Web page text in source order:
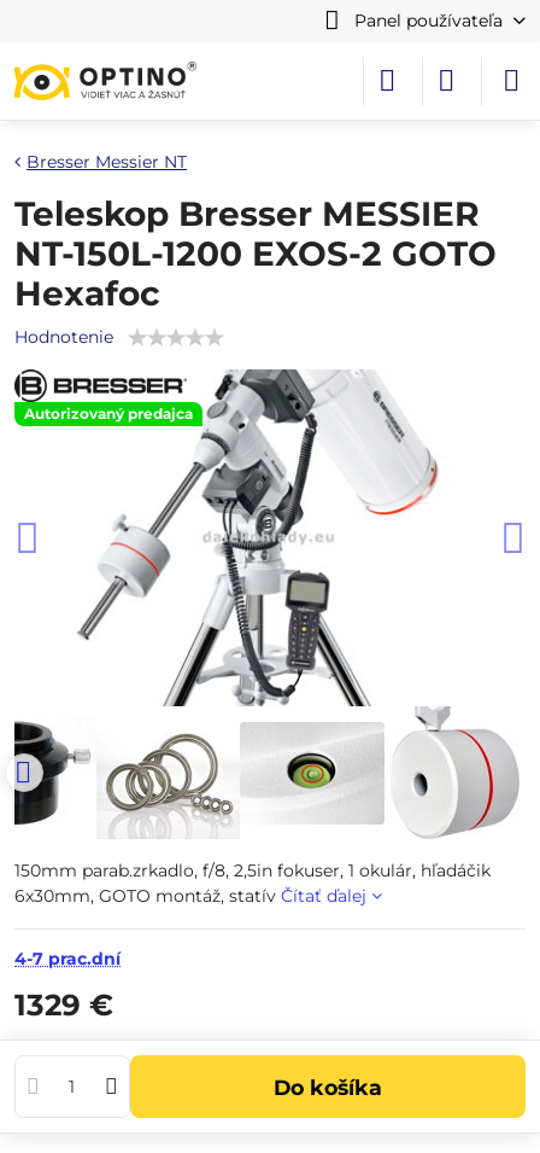
Panel používateľa
Autorizovaný predajca
Bresser Messier NT
Teleskop Bresser MESSIER
NT-150L-1200 EXOS-2 GOTO
Hexafoc
Hodnotenie
150mm parab.zrkadlo, f/8, 2,5in fokuser, 1 okulár, hľadáčik
6x30mm, GOTO montáž, statív Čítať ďalej
4-7 prac.dní
1329 €
Do košíka